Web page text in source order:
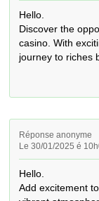
Hello.
Discover the
casino. With
journey to riches
Réponse anonyme
Le 30/01/2025 é
Hello.
Add excitement